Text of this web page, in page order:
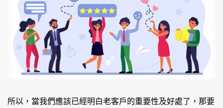
所以，當我們應該已經明白老客戶的重要性及好處了，那要